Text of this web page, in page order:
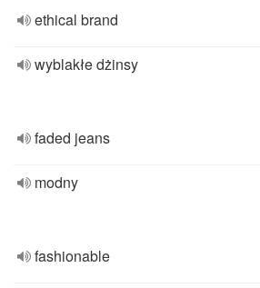
ethical brand
wyblakłe dżinsy
faded jeans
modny
fashionable